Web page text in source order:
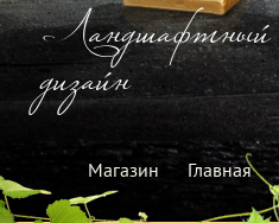
Ландшафтный
дизайн
Магазин Главная